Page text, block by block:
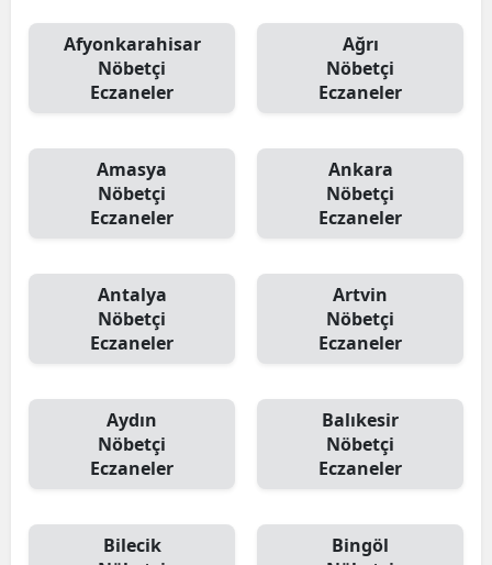
Rize
Siirt
Sivas
Şanlıurfa
Afyonkarahisar
Nöbetçi
Eczaneler
Ağrı
Nöbetçi
Eczaneler
Amasya
Nöbetçi
Eczaneler
Ankara
Nöbetçi
Eczaneler
Antalya
Nöbetçi
Eczaneler
Artvin
Nöbetçi
Eczaneler
Aydın
Nöbetçi
Eczaneler
Balıkesir
Nöbetçi
Eczaneler
Bilecik
Bingöl